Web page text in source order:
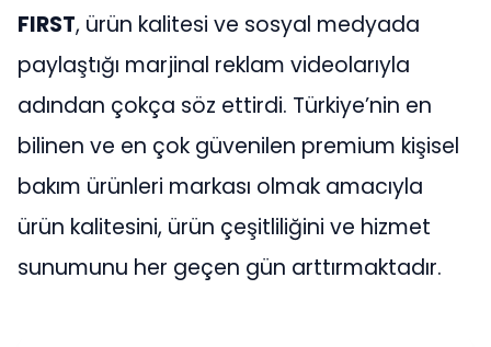
FIRST, ürün kalitesi ve sosyal medyada
paylaştığı marjinal reklam videolarıyla
adından çokça söz ettirdi. Türkiye’nin en
bilinen ve en çok güvenilen premium kişisel
bakım ürünleri markası olmak amacıyla
ürün kalitesini, ürün çeşitliliğini ve hizmet
sunumunu her geçen gün arttırmaktadır.